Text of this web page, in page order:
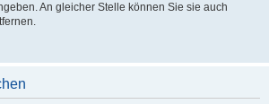
An gleicher Stelle können Sie sie auch